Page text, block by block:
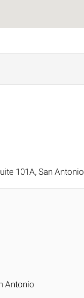
101A, San Antonio
Antonio